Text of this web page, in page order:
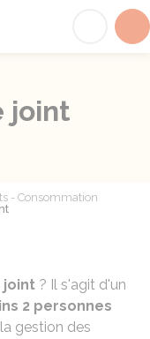
joint
- Consommation
joint ? Il s'agit d'un
2 personnes
gestion des